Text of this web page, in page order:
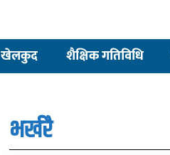
खेलकुद शैक्षिक गतिविधि
भर्खरै